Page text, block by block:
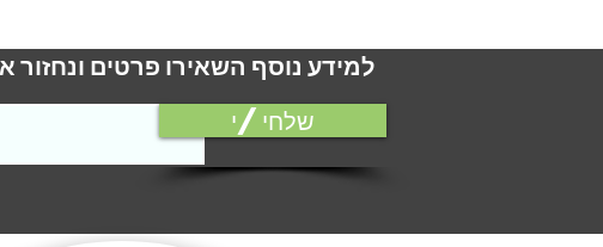
למידע נוסף השאירו פרטים ונחזור
שלחי/י